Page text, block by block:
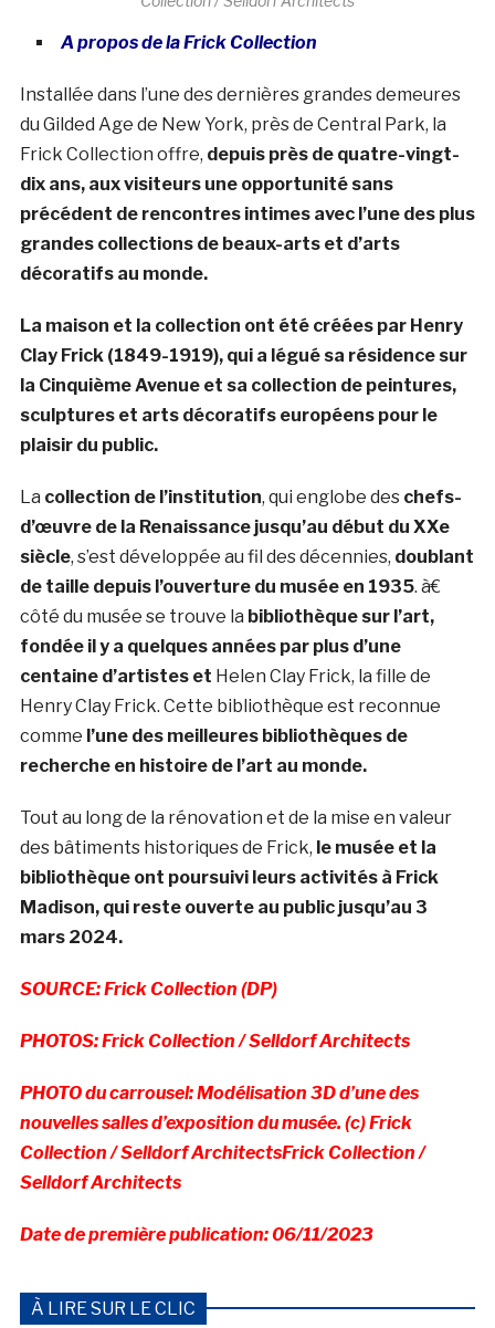
A propos de la Frick Collection
Installée dans l’une des dernières grandes demeures
du Gilded Age de New York, près de Central Park, la
Frick Collection offre, depuis près de quatre-vingt-
dix ans, aux visiteurs une opportunité sans
précédent de rencontres intimes avec l’une des plus
grandes collections de beaux-arts et d’arts
décoratifs au monde.
La maison et la collection ont été créées par Henry
Clay Frick (1849-1919), qui a légué sa résidence sur
la Cinquième Avenue et sa collection de peintures,
sculptures et arts décoratifs européens pour le
plaisir du public.
La collection de l’institution, qui englobe des chefs-
d’œuvre de la Renaissance jusqu’au début du XXe
siècle, s’est développée au fil des décennies, doublant
de taille depuis l’ouverture du musée en 1935. à€
côté du musée se trouve la bibliothèque sur l’art,
fondée il y a quelques années par plus d’une
centaine d’artistes et Helen Clay Frick, la fille de
Henry Clay Frick. Cette bibliothèque est reconnue
comme l’une des meilleures bibliothèques de
recherche en histoire de l’art au monde.
Tout au long de la rénovation et de la mise en valeur
des bâtiments historiques de Frick, le musée et la
bibliothèque ont poursuivi leurs activités à Frick
Madison, qui reste ouverte au public jusqu’au 3
mars 2024.
SOURCE: Frick Collection (DP)
PHOTOS: Frick Collection / Selldorf Architects
PHOTO du carrousel: Modélisation 3D d’une des
nouvelles salles d’exposition du musée. (c) Frick
Collection / Selldorf ArchitectsFrick Collection /
Selldorf Architects
Date de première publication: 06/11/2023
À LIRE SUR LE CLIC